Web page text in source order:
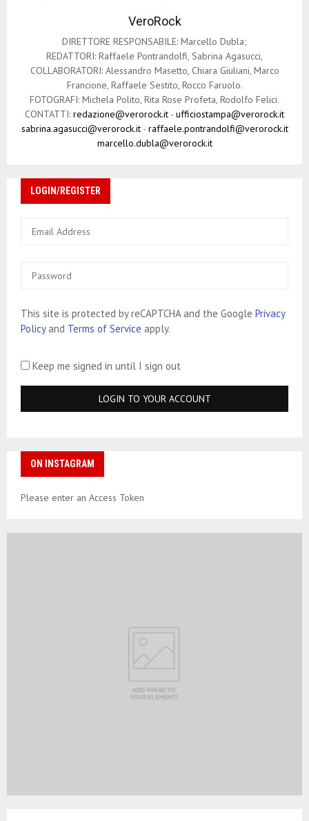
VeroRock
DIRETTORE RESPONSABILE: Marcello Dubla;
REDATTORI: Raffaele Pontrandolfi, Sabrina Agasucci,
COLLABORATORI: Alessandro Masetto, Chiara Giuliani, Marco
Francione, Raffaele Sestito, Rocco Faruolo.
FOTOGRAFI: Michela Polito, Rita Rose Profeta, Rodolfo Felici.
CONTATTI: redazione@verorock.it - ufficiostampa@verorock.it
sabrina.agasucci@verorock.it- raffaele.pontrandolfi@verorock.it
marcello.dubla@verorock.it
LOGIN/REGISTER
This site is protected by reCAPTCHA and the Google Privacy
Policyand Terms of Service apply.
Keep me signed in until I sign out
ON INSTAGRAM
Please enter an Access Token